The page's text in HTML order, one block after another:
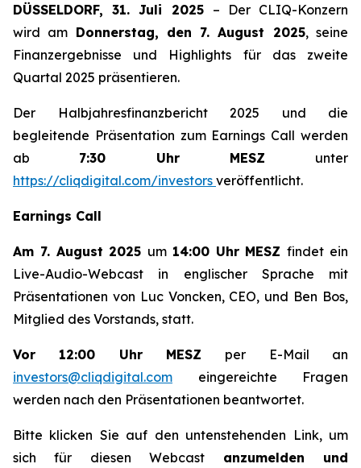
DÜSSELDORF, 31. Juli 2025 – Der CLIQ-Konzern
wird am Donnerstag, den 7. August 2025, seine
Finanzergebnisse und Highlights für das zweite
Quartal 2025 präsentieren.
Der Halbjahresfinanzbericht 2025 und die
begleitende Präsentation zum Earnings Call werden
ab 7:30 Uhr MESZ unter
https://cliqdigital.com/investors veröffentlicht.
Earnings Call
Am 7. August 2025 um 14:00 Uhr MESZfindet ein
Live-Audio-Webcast in englischer Sprache mit
Präsentationen von Luc Voncken, CEO, und Ben Bos,
Mitglied des Vorstands, statt.
Vor 12:00 Uhr MESZ per E-Mail an
investors@cliqdigital.com eingereichte Fragen
werden nach den Präsentationen beantwortet.
Bitte klicken Sie auf den untenstehenden Link, um
sich für diesen Webcast anzumelden und